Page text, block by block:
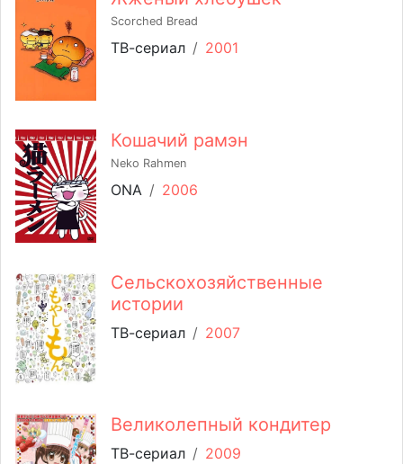
Scorched Bread
ТВ-сериал / 2001
Кошачий рамэн
Neko Rahmen
ONA / 2006
Сельскохозяйственные
истории
ТВ-сериал / 2007
Великолепный кондитер
ТВ-сериал / 2009